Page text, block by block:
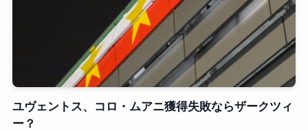
ユヴェントス、コロ・ムアニ獲得失敗ならザークツィ
ー？